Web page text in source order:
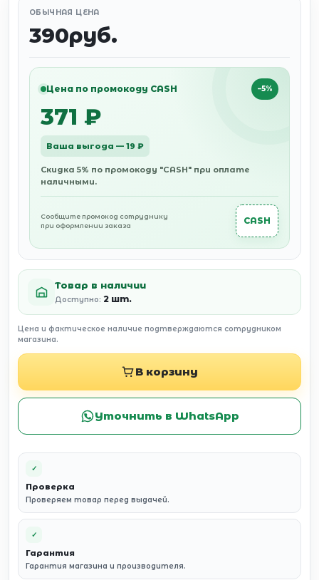
ОБЫЧНАЯ ЦЕНА
390руб.
Цена по промокоду CASH −5%
371 ₽
Ваша выгода — 19 ₽
Скидка 5% по промокоду "CASH" при оплате
наличными.
Сообщите промокод сотруднику
при оформлении заказа
CASH
Товар в наличии
Доступно: 2 шт.
Цена и фактическое наличие подтверждаются сотрудником
магазина.
В корзину
Уточнить в WhatsApp
✓
Проверка
Проверяем товар перед выдачей.
✓
Гарантия
Гарантия магазина и производителя.